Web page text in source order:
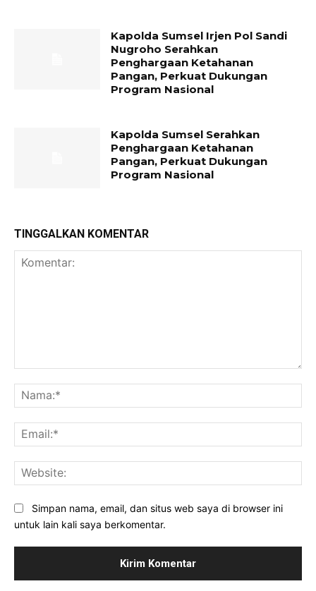
Kapolda Sumsel Irjen Pol Sandi
Nugroho Serahkan
Penghargaan Ketahanan
Pangan, Perkuat Dukungan
Program Nasional
Kapolda Sumsel Serahkan
Penghargaan Ketahanan
Pangan, Perkuat Dukungan
Program Nasional
TINGGALKAN KOMENTAR
Simpan nama, email, dan situs web saya di browser ini
untuk lain kali saya berkomentar.